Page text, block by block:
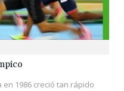
en 1986 creció tan rápido